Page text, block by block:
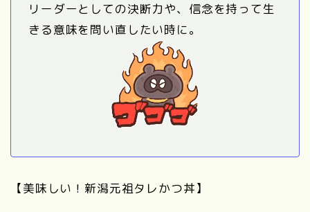
リーダーとしての決断力や、信念を持って生
きる意味を問い直したい時に。
【美味しい！新潟元祖タレかつ丼】